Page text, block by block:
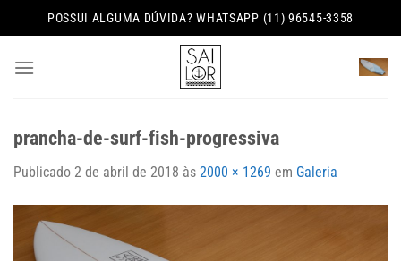
to
POSSUI ALGUMA DÚVIDA? WHATSAPP (11) 96545-3358
prancha-de-surf-fish-progressiva
Publicado 2 de abril de 2018 às 2000 × 1269 em Galeria